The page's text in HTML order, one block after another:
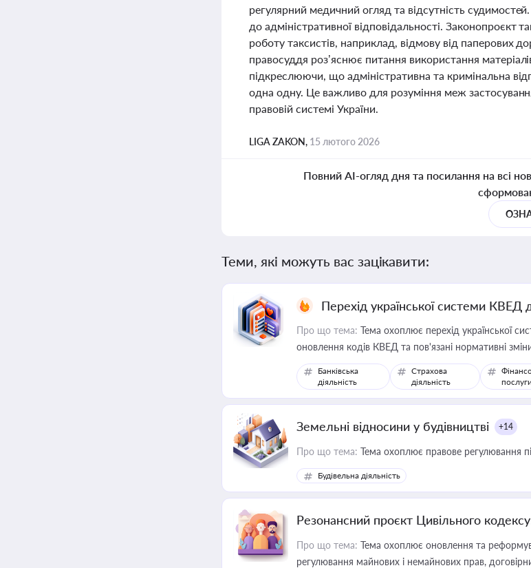
регулярний медичний огляд та відсутність
до адміністративної відповідальності.
роботу таксистів, наприклад, відмову від паперових
правосуддя роз’яснює питання використання
підкреслюючи, що адміністративна та кримінальна
одна одну. Це важливо для розуміння меж
правовій системі України.
LIGA ZAKON, 15 лютого 2026
Повний AI-огляд дня та посилання на всі
Теми, які можуть вас зацікавити:
Перехід української системи КВЕД
Про що тема: Тема охоплює перехід української
оновлення кодів КВЕД та пов'язані нормативні
Банківська
діяльність
Страхова
діяльність
послуги
Земельні відносини у будівництві +14
Про що тема: Тема охоплює правове регулювання
Будівельна діяльність
Резонансний проєкт Цивільного
Про що тема: Тема охоплює оновлення та
регулювання майнових і немайнових прав,